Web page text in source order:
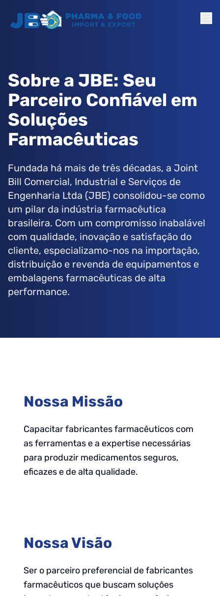
Sobre a JBE: Seu
Parceiro Confiável em
Soluções
Farmacêuticas
Fundada há mais de três décadas, a Joint
Bill Comercial, Industrial e Serviços de
Engenharia Ltda (JBE) consolidou-se como
um pilar da indústria farmacêutica
brasileira. Com um compromisso inabalável
com qualidade, inovação e satisfação do
cliente, especializamo-nos na importação,
distribuição e revenda de equipamentos e
embalagens farmacêuticas de alta
performance.
Nossa Missão
Capacitar fabricantes farmacêuticos com
as ferramentas e a expertise necessárias
para produzir medicamentos seguros,
eficazes e de alta qualidade.
Nossa Visão
Ser o parceiro preferencial de fabricantes
farmacêuticos que buscam soluções